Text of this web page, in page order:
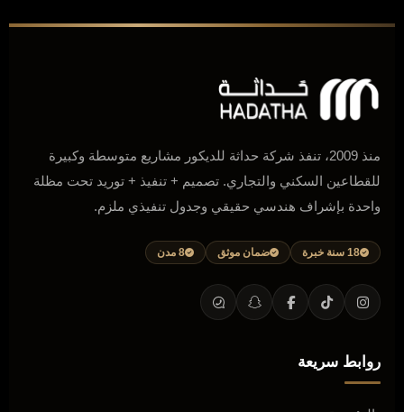
منذ 2009، تنفذ شركة حداثة للديكور مشاريع متوسطة وكبيرة
للقطاعين السكني والتجاري. تصميم + تنفيذ + توريد تحت مظلة
واحدة بإشراف هندسي حقيقي وجدول تنفيذي ملزم.
18 سنة خبرة ضمان موثق 8 مدن
روابط سريعة